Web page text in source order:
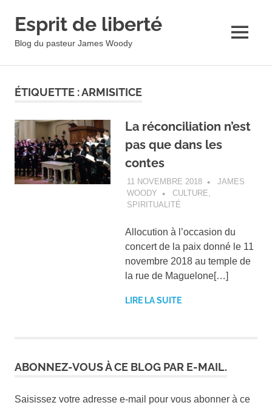
Esprit de liberté
Blog du pasteur James Woody MENU
ÉTIQUETTE :ARMISITICE
La réconciliation n’est
pas que dans les
contes
11 NOVEMBRE 2018
JAMES
WOODY
CULTURE,
SPIRITUALITÉ
Allocution à l’occasion du
concert de la paix donné le 11
novembre 2018 au temple de
la rue de Maguelone[…]
LIRE LA SUITE
ABONNEZ-VOUS À CE BLOG PAR E-MAIL.
Saisissez votre adresse e-mail pour vous abonner à ce